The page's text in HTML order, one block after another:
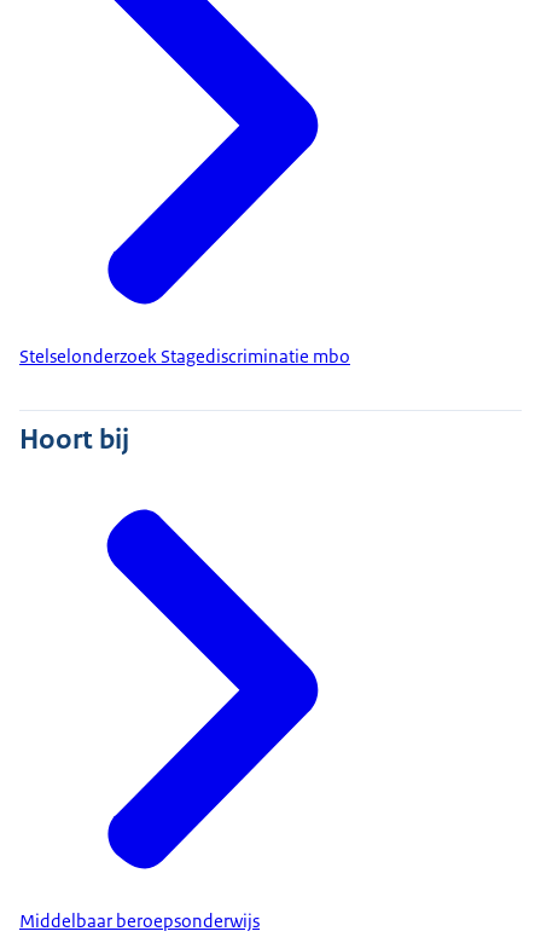
Stelselonderzoek Stagediscriminatie mbo
Hoort bij
Middelbaar beroepsonderwijs